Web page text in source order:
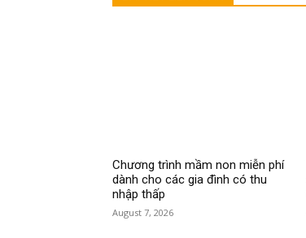
Chương trình mầm non miễn phí
dành cho các gia đình có thu
nhập thấp
August 7, 2026